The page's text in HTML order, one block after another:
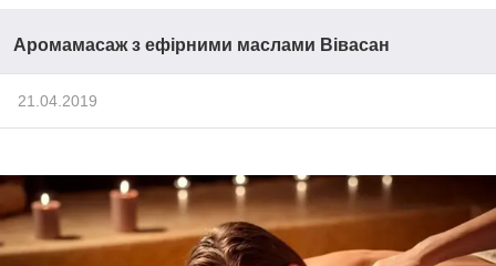
Аромамасаж з ефірними маслами Вівасан
21.04.2019